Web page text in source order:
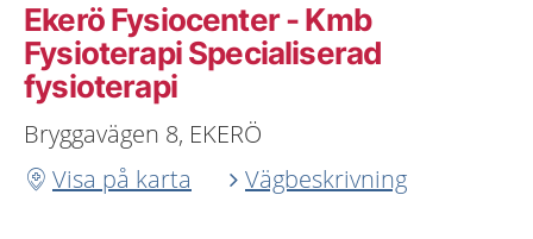
Ekerö Fysiocenter - Kmb
Fysioterapi Specialiserad
fysioterapi
Bryggavägen 8, EKERÖ
Visa på karta
Vägbeskrivning